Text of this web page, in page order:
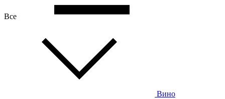
Все
Вино